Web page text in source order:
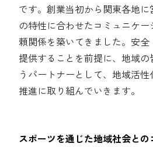
ガバナンスの強化
ESGデータ集
です。創業当初から関東各地
の特性に合わせたコミュニケ
頼関係を築いてきました。安
提供することを前提に、地域
うパートナーとして、地域活
推進に取り組んでいきます。
スポーツを通じた地域社会と